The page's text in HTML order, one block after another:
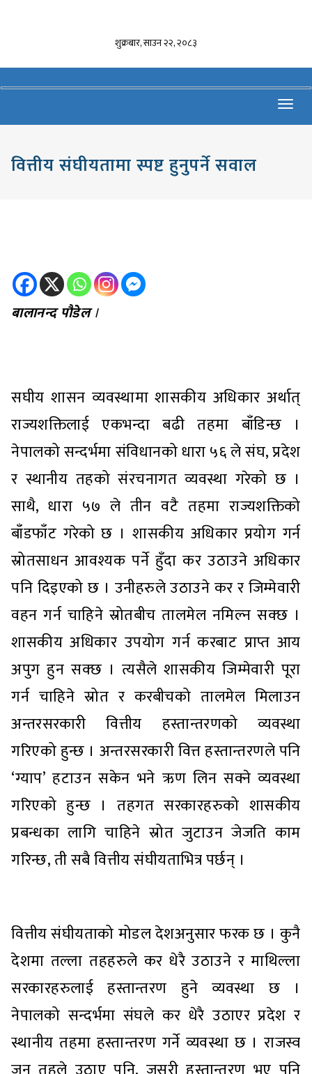
शुक्रबार, साउन २२, २०८३
वित्तीय संघीयतामा स्पष्ट हुनुपर्ने सवाल
बालानन्द पौडेल ।
सघीय शासन व्यवस्थामा शासकीय अधिकार अर्थात्
राज्यशक्तिलाई एकभन्दा बढी तहमा बाँडिन्छ ।
नेपालको सन्दर्भमा संविधानको धारा ५६ ले संघ, प्रदेश
र स्थानीय तहको संरचनागत व्यवस्था गरेको छ ।
साथै, धारा ५७ ले तीन वटै तहमा राज्यशक्तिको
बाँडफाँट गरेको छ । शासकीय अधिकार प्रयोग गर्न
स्रोतसाधन आवश्यक पर्ने हुँदा कर उठाउने अधिकार
पनि दिइएको छ । उनीहरुले उठाउने कर र जिम्मेवारी
वहन गर्न चाहिने स्रोतबीच तालमेल नमिल्न सक्छ ।
शासकीय अधिकार उपयोग गर्न करबाट प्राप्त आय
अपुग हुन सक्छ । त्यसैले शासकीय जिम्मेवारी पूरा
गर्न चाहिने स्रोत र करबीचको तालमेल मिलाउन
अन्तरसरकारी वित्तीय हस्तान्तरणको व्यवस्था
गरिएको हुन्छ । अन्तरसरकारी वित्त हस्तान्तरणले पनि
‘ग्याप’ हटाउन सकेन भने ऋण लिन सक्ने व्यवस्था
गरिएको हुन्छ । तहगत सरकारहरुको शासकीय
प्रबन्धका लागि चाहिने स्रोत जुटाउन जेजति काम
गरिन्छ, ती सबै वित्तीय संघीयताभित्र पर्छन् ।
वित्तीय संघीयताको मोडल देशअनुसार फरक छ । कुनै
देशमा तल्ला तहहरुले कर धेरै उठाउने र माथिल्ला
सरकारहरुलाई हस्तान्तरण हुने व्यवस्था छ ।
नेपालको सन्दर्भमा संघले कर धेरै उठाएर प्रदेश र
स्थानीय तहमा हस्तान्तरण गर्ने व्यवस्था छ । राजस्व